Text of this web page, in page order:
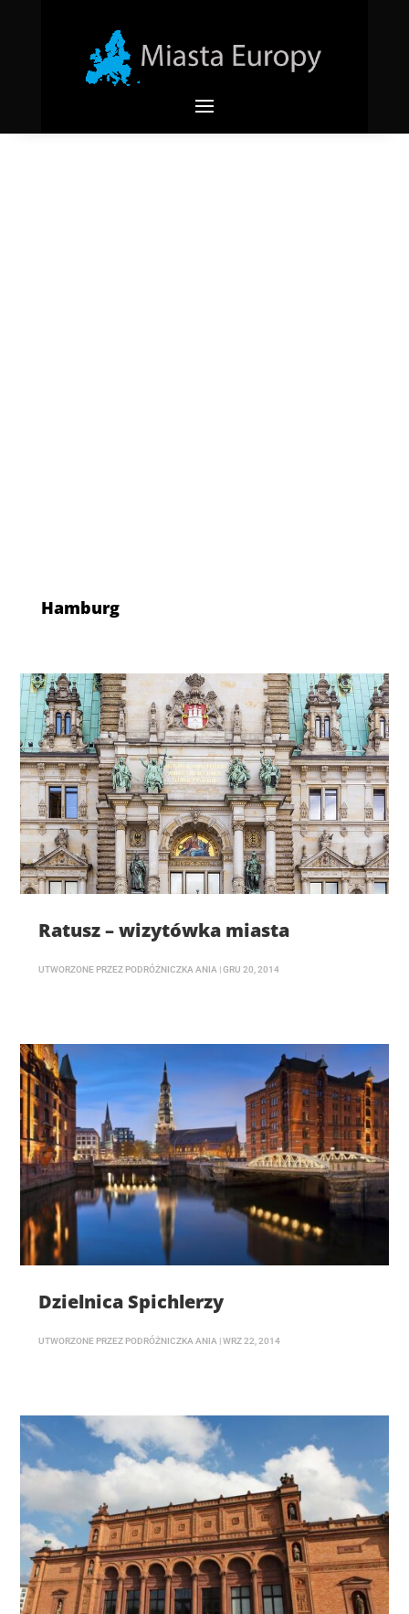
Hamburg
Ratusz – wizytówka miasta
UTWORZONE PRZEZ PODRÓŻNICZKA ANIA |GRU 20, 2014
Dzielnica Spichlerzy
UTWORZONE PRZEZ PODRÓŻNICZKA ANIA |WRZ 22, 2014